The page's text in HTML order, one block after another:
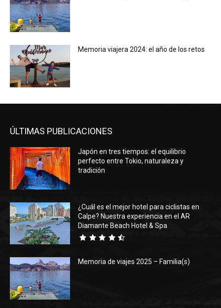
Memoria viajera 2024: el año de los retos
ÚLTIMAS PUBLICACIONES
Japón en tres tiempos: el equilibrio
perfecto entre Tokio, naturaleza y
tradición
¿Cuál es el mejor hotel para ciclistas en
Calpe? Nuestra experiencia en el AR
Diamante Beach Hotel & Spa
Memoria de viajes 2025 – Familia(s)